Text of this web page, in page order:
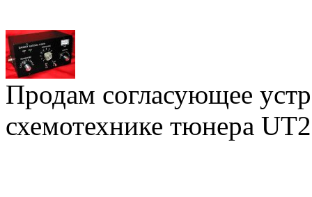
Продам согласующее
схемотехнике тюнера